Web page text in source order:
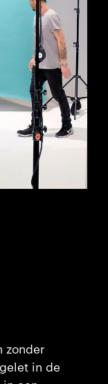
zonder
in de